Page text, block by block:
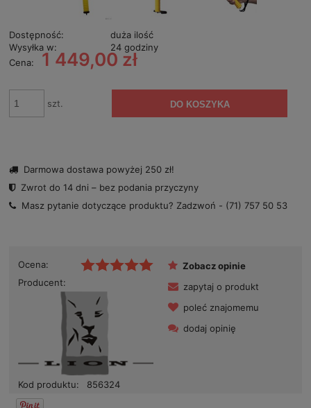
Dostępność:
duża ilość
Wysyłka w:
24 godziny
Cena:
1 449,00 zł
szt. DO KOSZYKA
Darmowa dostawa powyżej 250 zł!
Zwrot do 14 dni – bez podania przyczyny
Masz pytanie dotyczące produktu? Zadzwoń - (71) 757 50 53
Ocena:
Producent:
Kod produktu: 856324
Zobacz opinie
zapytaj o produkt
poleć znajomemu
dodaj opinię